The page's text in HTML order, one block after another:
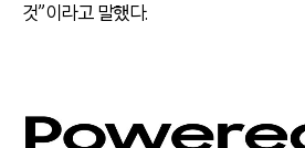
것”이라고 말했다.